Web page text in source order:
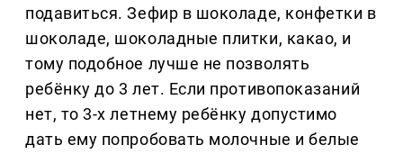
подавиться. Зефир в шоколаде, конфетки в
шоколаде, шоколадные плитки, какао, и
тому подобное лучше не позволять
ребёнку до 3 лет. Если противопоказаний
нет, то 3-х летнему ребёнку допустимо
дать ему попробовать молочные и белые